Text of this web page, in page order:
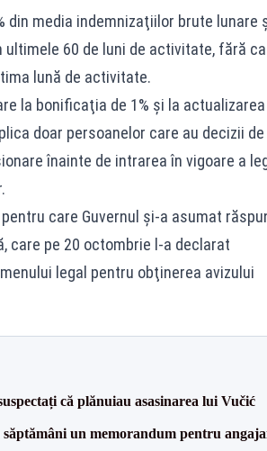
din media indemnizaţiilor brute lunare
60 de luni de activitate, fără
lună de activitate.
la bonificaţia de 1% şi la actualizarea
doar persoanelor care au decizii de
înainte de intrarea în vigoare a
care Guvernul şi-a asumat
care pe 20 octombrie l-a declarat
legal pentru obţinerea avizului
că plănuiau asasinarea lui Vučić
un memorandum pentru